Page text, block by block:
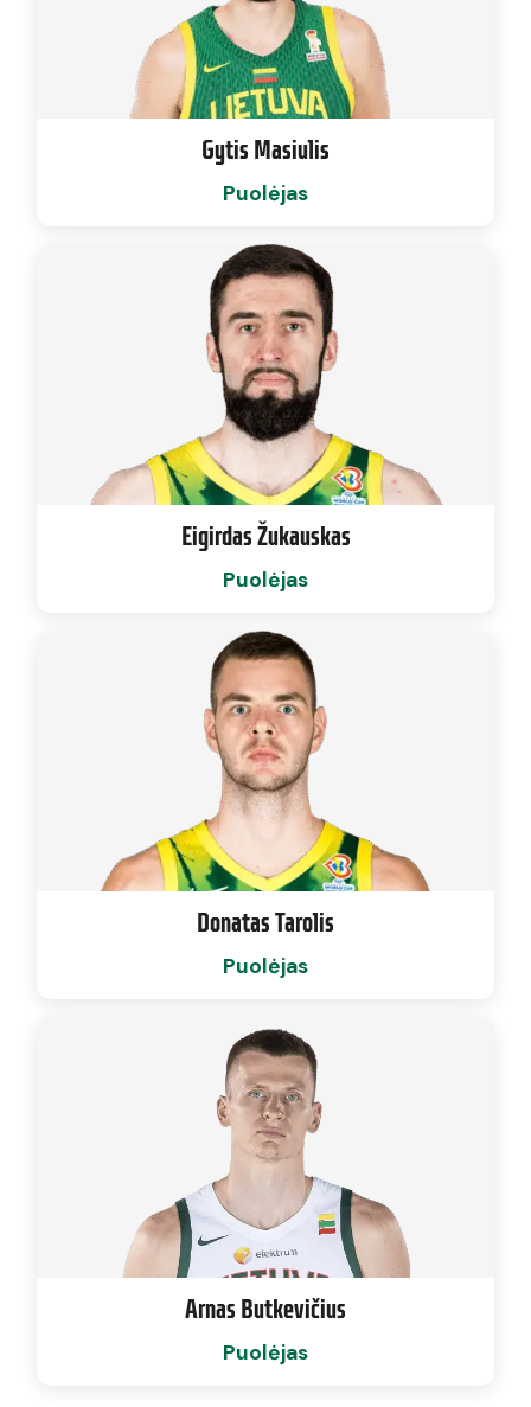
Gytis Masiulis
Puolėjas
Eigirdas Žukauskas
Puolėjas
Donatas Tarolis
Puolėjas
Arnas Butkevičius
Puolėjas